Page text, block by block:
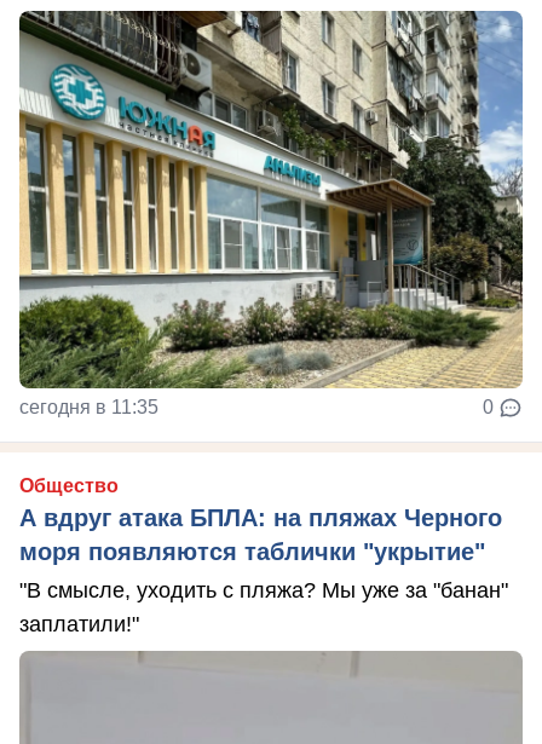
сегодня в 11:35 0
Общество
А вдруг атака БПЛА: на пляжах Черного
моря появляются таблички "укрытие"
"В смысле, уходить с пляжа? Мы уже за "банан"
заплатили!"